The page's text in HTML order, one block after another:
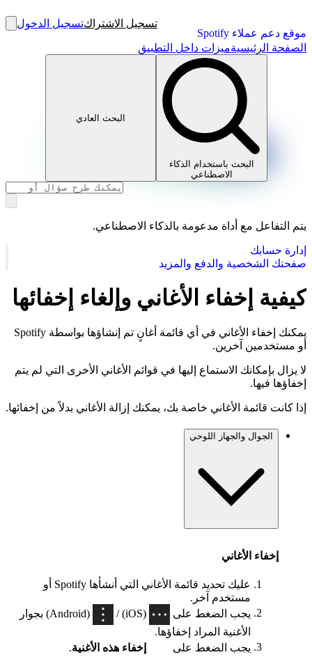
موقع دعم عملاء Spotify
تسجيل الاشتراكتسجيل الدخول
الصفحة الرئيسيةميزات داخل التطبيق
البحث باستخدام الذكاء
الاصطناعي
البحث العادي
يتم التفاعل مع أداة مدعومة بالذكاء الاصطناعي.
إدارة حسابك
صفحتك الشخصية والدفع والمزيد
كيفية إخفاء الأغاني وإلغاء إخفائها
يمكنك إخفاء الأغاني في أي قائمة أغانٍ تم إنشاؤها بواسطة Spotify
أو مستخدمين آخرين.
لا يزال بإمكانك الاستماع إليها في قوائم الأغاني الأخرى التي لم يتم
إخفاؤها فيها.
إذا كانت قائمة الأغاني خاصة بك، يمكنك إزالة الأغاني بدلاً من إخفائها.
الجوال والجهاز اللوحي
إخفاء الأغاني
عليك تحديد قائمة الأغاني التي أنشأها Spotify أو
مستخدم آخر.
يجب الضغط على
(iOS) /
(Android) بجوار
الأغنية المراد إخفاؤها.
يجب الضغط على
إخفاء هذه الأغنية